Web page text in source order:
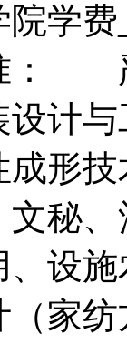
学
：
与
形
秘
设
家